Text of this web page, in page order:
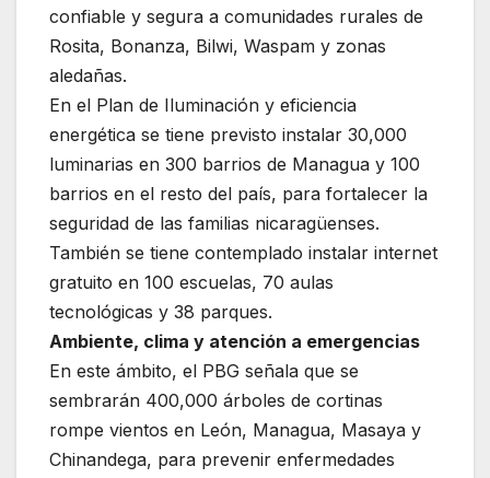
confiable y segura a comunidades rurales de
Rosita, Bonanza, Bilwi, Waspam y zonas
aledañas.
En el Plan de Iluminación y eficiencia
energética se tiene previsto instalar 30,000
luminarias en 300 barrios de Managua y 100
barrios en el resto del país, para fortalecer la
seguridad de las familias nicaragüenses.
También se tiene contemplado instalar internet
gratuito en 100 escuelas, 70 aulas
tecnológicas y 38 parques.
Ambiente, clima y atención a emergencias
En este ámbito, el PBG señala que se
sembrarán 400,000 árboles de cortinas
rompe vientos en León, Managua, Masaya y
Chinandega, para prevenir enfermedades